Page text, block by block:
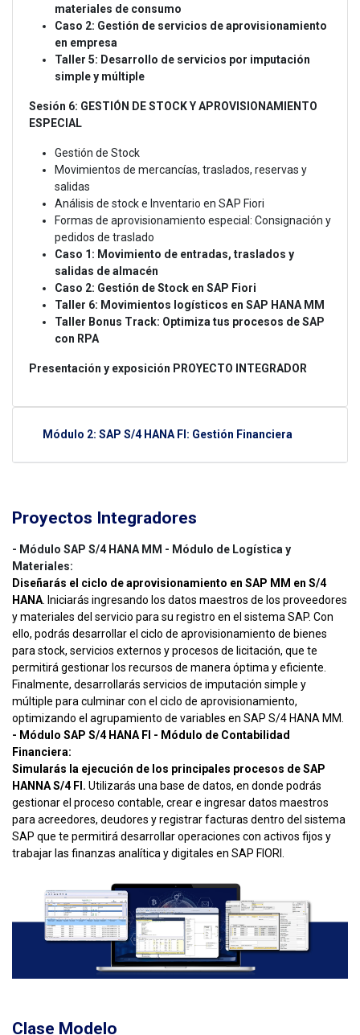
materiales de consumo
Caso 2: Gestión de servicios de aprovisionamiento
en empresa
Taller 5: Desarrollo de servicios por imputación
simple y múltiple
Sesión 6: GESTIÓN DE STOCK Y APROVISIONAMIENTO
ESPECIAL
Gestión de Stock
Movimientos de mercancías, traslados, reservas y
salidas
Análisis de stock e Inventario en SAP Fiori
Formas de aprovisionamiento especial: Consignación y
pedidos de traslado
Caso 1: Movimiento de entradas, traslados y
salidas de almacén
Caso 2: Gestión de Stock en SAP Fiori
Taller 6: Movimientos logísticos en SAP HANA MM
Taller Bonus Track: Optimiza tus procesos de SAP
con RPA
Presentación y exposición PROYECTO INTEGRADOR
Módulo 2: SAP S/4 HANA FI: Gestión Financiera
Proyectos Integradores
- Módulo SAP S/4 HANA MM - Módulo de Logística y
Materiales:
Diseñarás el ciclo de aprovisionamiento en SAP MM en S/4
HANA. Iniciarás ingresando los datos maestros de los proveedores
y materiales del servicio para su registro en el sistema SAP. Con
ello, podrás desarrollar el ciclo de aprovisionamiento de bienes
para stock, servicios externos y procesos de licitación, que te
permitirá gestionar los recursos de manera óptima y eficiente.
Finalmente, desarrollarás servicios de imputación simple y
múltiple para culminar con el ciclo de aprovisionamiento,
optimizando el agrupamiento de variables en SAP S/4 HANA MM.
- Módulo SAP S/4 HANA FI - Módulo de Contabilidad
Financiera:
Simularás la ejecución de los principales procesos de SAP
HANNA S/4 FI. Utilizarás una base de datos, en donde podrás
gestionar el proceso contable, crear e ingresar datos maestros
para acreedores, deudores y registrar facturas dentro del sistema
SAP que te permitirá desarrollar operaciones con activos fijos y
trabajar las finanzas analítica y digitales en SAP FIORI.
Clase Modelo